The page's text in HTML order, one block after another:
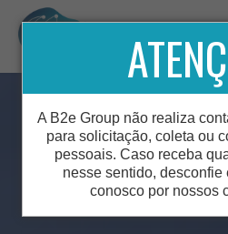
A B2e Group não realiza
para solicitação, coleta ou
pessoais. Caso receba
nesse sentido, desconfie
conosco por nossos